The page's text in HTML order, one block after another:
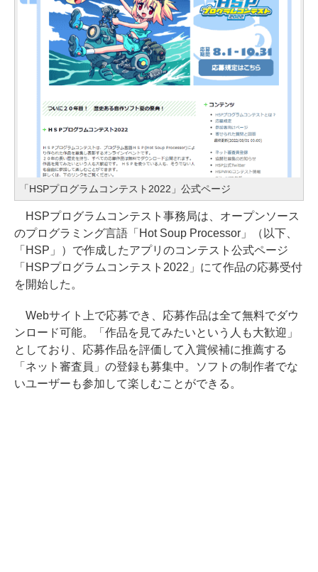
「HSPプログラムコンテスト2022」公式ページ
HSPプログラムコンテスト事務局は、オープンソース
のプログラミング言語「Hot Soup Processor」（以下、
「HSP」）で作成したアプリのコンテスト公式ページ
「HSPプログラムコンテスト2022」にて作品の応募受付
を開始した。
Webサイト上で応募でき、応募作品は全て無料でダウ
ンロード可能。「作品を見てみたいという人も大歓迎」
としており、応募作品を評価して入賞候補に推薦する
「ネット審査員」の登録も募集中。ソフトの制作者でな
いユーザーも参加して楽しむことができる。